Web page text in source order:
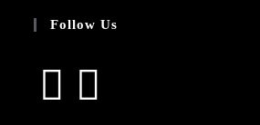
Follow Us